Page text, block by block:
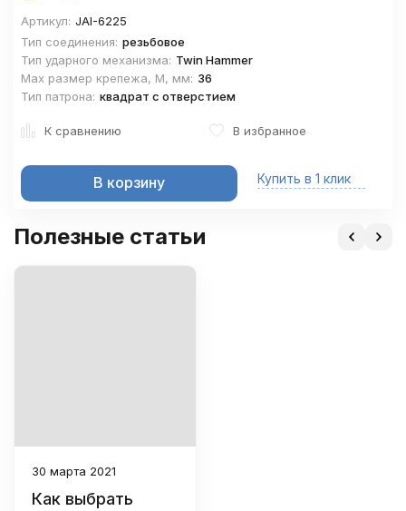
Артикул: JAI-6225
Тип соединения: резьбовое
Тип ударного механизма: Twin Hammer
Max размер крепежа, М, мм: 36
Тип патрона: квадрат с отверстием
К сравнению В избранное
В корзину Купить в 1 клик
Полезные статьи
30 марта 2021
Как выбрать